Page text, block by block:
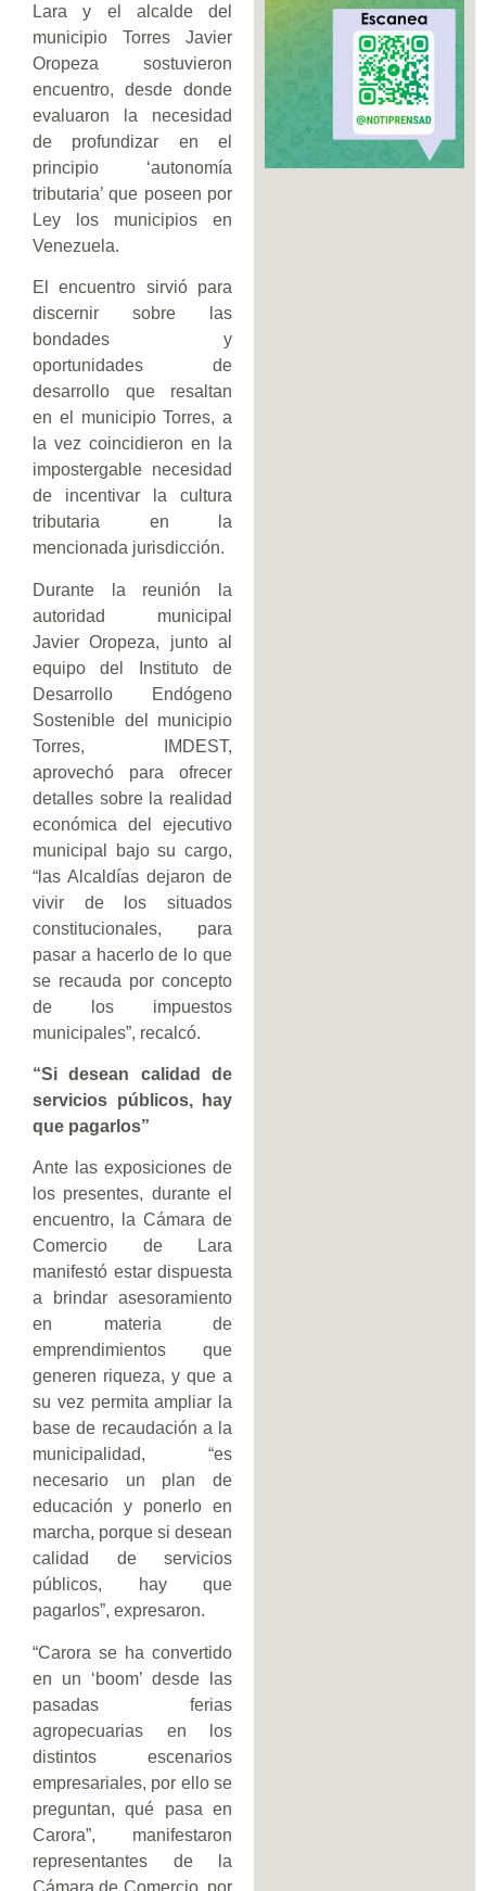
Lara y el alcalde del
municipio Torres Javier
Oropeza sostuvieron
encuentro, desde donde
evaluaron la necesidad
de profundizar en el
principio ‘autonomía
tributaria’ que poseen por
Ley los municipios en
Venezuela.
El encuentro sirvió para
discernir sobre las
bondades y
oportunidades de
desarrollo que resaltan
en el municipio Torres, a
la vez coincidieron en la
impostergable necesidad
de incentivar la cultura
tributaria en la
mencionada jurisdicción.
Durante la reunión la
autoridad municipal
Javier Oropeza, junto al
equipo del Instituto de
Desarrollo Endógeno
Sostenible del municipio
Torres, IMDEST,
aprovechó para ofrecer
detalles sobre la realidad
económica del ejecutivo
municipal bajo su cargo,
“las Alcaldías dejaron de
vivir de los situados
constitucionales, para
pasar a hacerlo de lo que
se recauda por concepto
de los impuestos
municipales”, recalcó.
“Si desean calidad de
servicios públicos, hay
que pagarlos”
Ante las exposiciones de
los presentes, durante el
encuentro, la Cámara de
Comercio de Lara
manifestó estar dispuesta
a brindar asesoramiento
en materia de
emprendimientos que
generen riqueza, y que a
su vez permita ampliar la
base de recaudación a la
municipalidad, “es
necesario un plan de
educación y ponerlo en
marcha, porque si desean
calidad de servicios
públicos, hay que
pagarlos”, expresaron.
“Carora se ha convertido
en un ‘boom’ desde las
pasadas ferias
agropecuarias en los
distintos escenarios
empresariales, por ello se
preguntan, qué pasa en
Carora”, manifestaron
representantes de la
Cámara de Comercio, por